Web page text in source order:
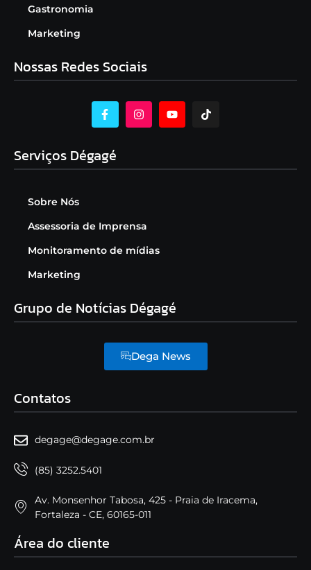
Gastronomia
Marketing
Nossas Redes Sociais
Serviços Dégagé
Sobre Nós
Assessoria de Imprensa
Monitoramento de mídias
Marketing
Grupo de Notícias Dégagé
Dega News
Contatos
degage@degage.com.br
(85) 3252.5401
Av. Monsenhor Tabosa, 425 - Praia de Iracema,
Fortaleza - CE, 60165-011
Área do cliente